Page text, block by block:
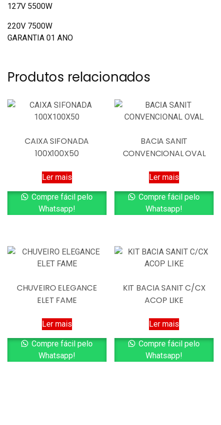
127V 5500W
220V 7500W
GARANTIA 01 ANO
Produtos relacionados
CAIXA SIFONADA
100X100X50
Ler mais
Compre fácil pelo
Whatsapp!
BACIA SANIT
CONVENCIONAL OVAL
Ler mais
Compre fácil pelo
Whatsapp!
CHUVEIRO ELEGANCE
ELET FAME
Ler mais
Compre fácil pelo
Whatsapp!
KIT BACIA SANIT C/CX
ACOP LIKE
Ler mais
Compre fácil pelo
Whatsapp!